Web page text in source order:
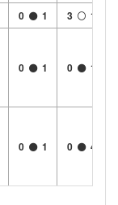
0 1 3 1
0 1 0 1
0 1 0 4